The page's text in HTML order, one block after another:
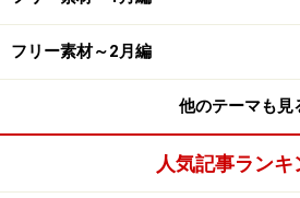
フリー素材～2月編
他のテーマも見
人気記事ランキ